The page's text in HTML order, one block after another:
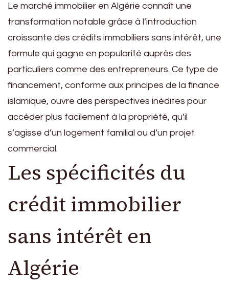
Le marché immobilier en Algérie connaît une
transformation notable grâce à l’introduction
croissante des crédits immobiliers sans intérêt, une
formule qui gagne en popularité auprès des
particuliers comme des entrepreneurs. Ce type de
financement, conforme aux principes de la finance
islamique, ouvre des perspectives inédites pour
accéder plus facilement à la propriété, qu’il
s’agisse d’un logement familial ou d’un projet
commercial.
Les spécificités du
crédit immobilier
sans intérêt en
Algérie